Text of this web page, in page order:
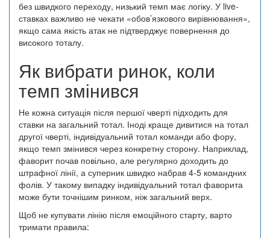
без швидкого переходу, низький темп має логіку. У live-
ставках важливо не чекати «обов’язкового вирівнювання»,
якщо сама якість атак не підтверджує повернення до
високого тоталу.
Як вибрати ринок, коли
темп змінився
Не кожна ситуація після першої чверті підходить для
ставки на загальний тотал. Іноді краще дивитися на тотал
другої чверті, індивідуальний тотал команди або фору,
якщо темп змінився через конкретну сторону. Наприклад,
фаворит почав повільно, але регулярно доходить до
штрафної лінії, а суперник швидко набрав 4-5 командних
фолів. У такому випадку індивідуальний тотал фаворита
може бути точнішим ринком, ніж загальний верх.
Щоб не купувати лінію після емоційного старту, варто
тримати правила: